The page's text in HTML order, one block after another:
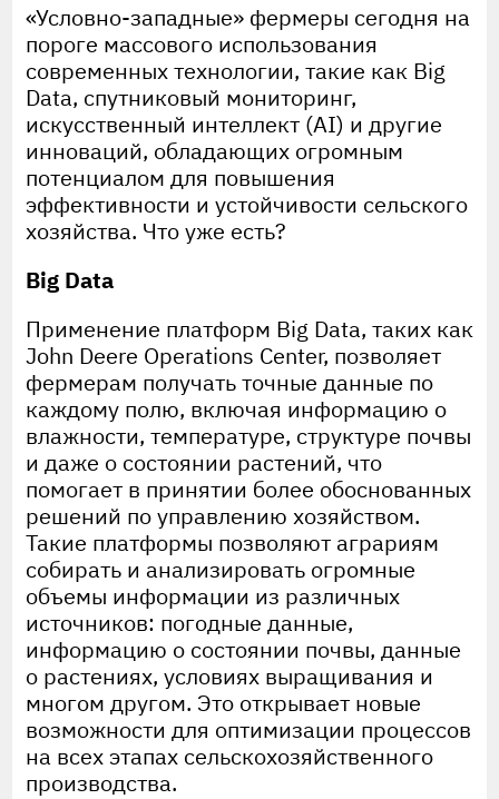
«Условно-западные» фермеры сегодня на
пороге массового использования
современных технологии, такие как Big
Data, спутниковый мониторинг,
искусственный интеллект (AI) и другие
инноваций, обладающих огромным
потенциалом для повышения
эффективности и устойчивости сельского
хозяйства. Что уже есть?
Big Data
Применение платформ Big Data, таких как
John Deere Operations Center, позволяет
фермерам получать точные данные по
каждому полю, включая информацию о
влажности, температуре, структуре почвы
и даже о состоянии растений, что
помогает в принятии более обоснованных
решений по управлению хозяйством.
Такие платформы позволяют аграриям
собирать и анализировать огромные
объемы информации из различных
источников: погодные данные,
информацию о состоянии почвы, данные
о растениях, условиях выращивания и
многом другом. Это открывает новые
возможности для оптимизации процессов
на всех этапах сельскохозяйственного
производства.